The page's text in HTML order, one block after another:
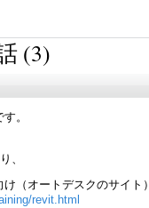
(3)
。
、
（オートデスクのサイト）
revit.html